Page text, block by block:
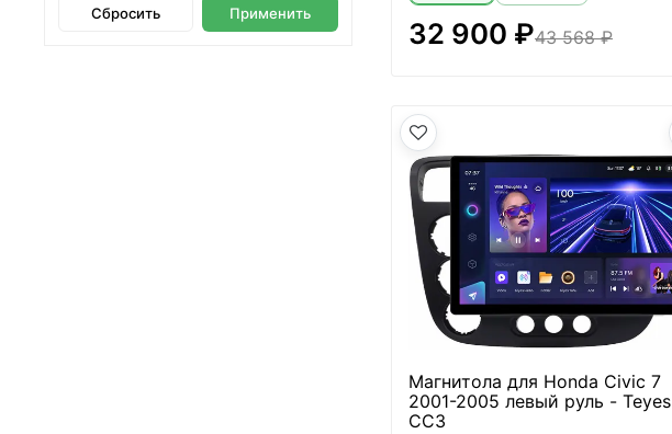
32 900 ₽43 568 ₽
Магнитола для Honda Civic 7
2001-2005 левый руль - Teyes
CC3
Сбросить Применить